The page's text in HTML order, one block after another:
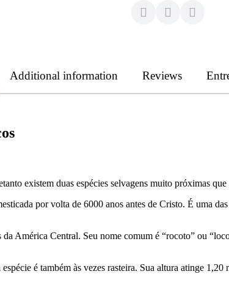
Additional information Reviews
existem duas espécies selvagens muito próximas
por volta de 6000 anos antes de Cristo. É uma
América Central. Seu nome comum é “rocoto” ou
é também às vezes rasteira. Sua altura atinge